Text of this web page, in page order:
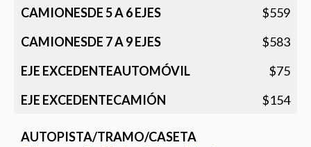
$559
$583
$75
$154